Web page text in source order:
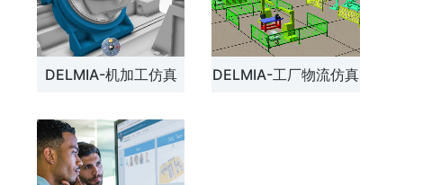
DELMIA-机加工仿真 DELMIA-工厂物流仿真